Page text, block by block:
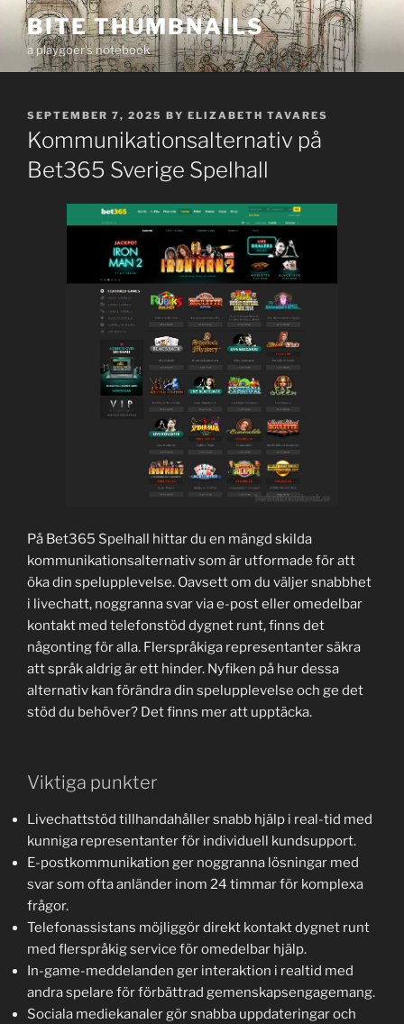
Skip
content
BITE THUMBNAILS
a playgoer's notebook
POSTED
ON
SEPTEMBER 7, 2025 BY ELIZABETH TAVARES
Kommunikationsalternativ på
Bet365 Sverige Spelhall
På Bet365 Spelhall hittar du en mängd skilda
kommunikationsalternativ som är utformade för att
öka din spelupplevelse. Oavsett om du väljer snabbhet
i livechatt, noggranna svar via e-post eller omedelbar
kontakt med telefonstöd dygnet runt, finns det
någonting för alla. Flerspråkiga representanter säkra
att språk aldrig är ett hinder. Nyfiken på hur dessa
alternativ kan förändra din spelupplevelse och ge det
stöd du behöver? Det finns mer att upptäcka.
Viktiga punkter
Livechattstöd tillhandahåller snabb hjälp i real-tid med
kunniga representanter för individuell kundsupport.
E-postkommunikation ger noggranna lösningar med
svar som ofta anländer inom 24 timmar för komplexa
frågor.
Telefonassistans möjliggör direkt kontakt dygnet runt
med flerspråkig service för omedelbar hjälp.
In-game-meddelanden ger interaktion i realtid med
andra spelare för förbättrad gemenskapsengagemang.
Sociala mediekanaler gör snabba uppdateringar och